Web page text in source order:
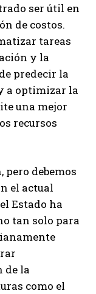
ser útil en
de costos.
tareas
y la
predecir la
a optimizar la
una mejor
recursos
pero debemos
el actual
Estado ha
tan solo para
de la
como el